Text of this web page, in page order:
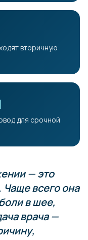
вторичную
для срочной
— это
Чаще всего она
в шее,
врача —